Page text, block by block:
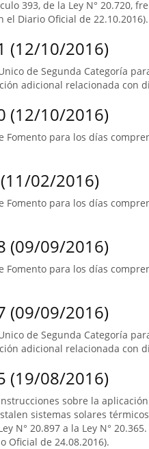
393, de la Ley N° 20.720,
el Diario Oficial de 22.10.2016).
(12/10/2016)
de Segunda Categoría
adicional relacionada con
(12/10/2016)
Fomento para los días
02/2016)
Fomento para los días
(09/09/2016)
Fomento para los días
(09/09/2016)
de Segunda Categoría
adicional relacionada con
(19/08/2016)
sobre la
sistemas solares
N° 20.897 a la Ley N°
Oficial de 24.08.2016).